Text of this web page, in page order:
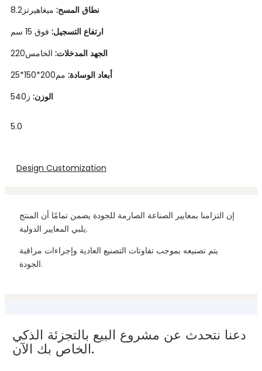
نطاق المسح: ميغاهيرتز8.2
ارتفاع التسجيل: فوق 15 سم
الجهد المدخلات:
أبعاد الوسادة: مم200*150*25
الوزن: ز540
5.0
Design Customization
إن التزامنا بمعايير الصناعة الصارمة للجودة يضمن تمامًا أن المنتج
يلبي المعايير الدولية.
يتم تصنيعه بموجب تفاوتات التصنيع العادية وإجراءات مراقبة
الجودة.
دعنا نتحدث عن مشروع البيع بالتجزئة الذكي
الخاص بك الآن.